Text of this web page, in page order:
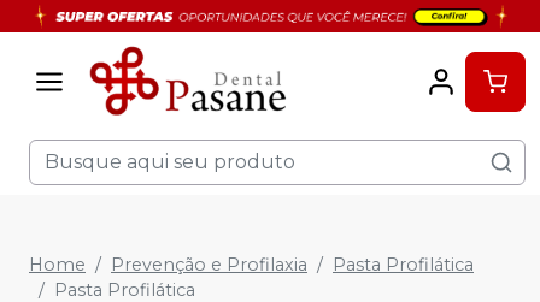
Home Prevenção e Profilaxia
Pasta Profilática
Pasta Profilática